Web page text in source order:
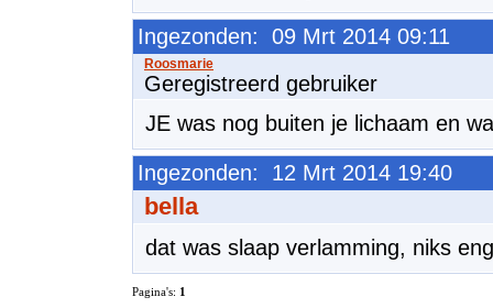
Ingezonden: 09 Mrt 2014 09:11
Geregistreerd gebruiker
JE was nog buiten je lichaam en
Ingezonden: 12 Mrt 2014 19:40
bella
dat was slaap verlamming, niks
Pagina's: 1